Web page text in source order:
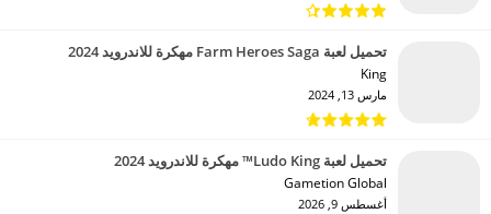
تحميل لعبة Farm Heroes Saga مهكرة للاندرويد 2024
King‏
مارس 13, 2024
تحميل لعبة Ludo King™ مهكرة للاندرويد 2024
Gametion Global‏
أغسطس 9, 2026